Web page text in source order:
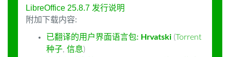
LibreOffice 25.8.7 发行说明
附加下载内容:
已翻译的用户界面语言包: Hrvatski (Torrent
种子, 信息)